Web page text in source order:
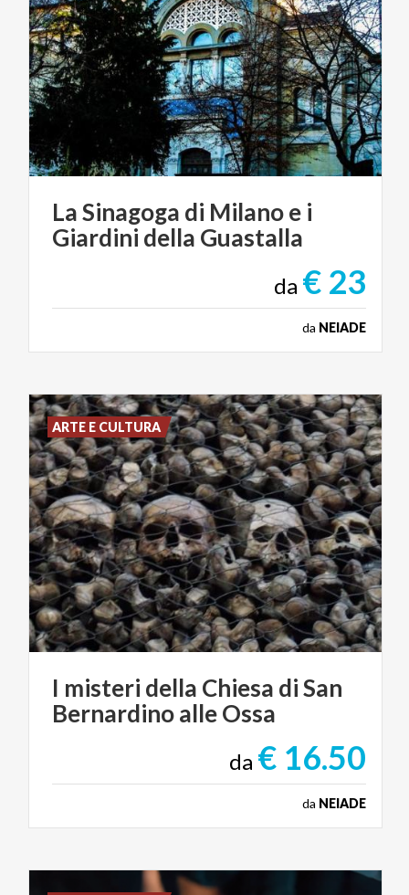
LaSinagoga di Milanoe i
Giardini della Guastalla
da € 23
da NEIADE
I misteri della Chiesa diSan
BernardinoalleOssa
da € 16.50
da NEIADE
ARTE E CULTURA